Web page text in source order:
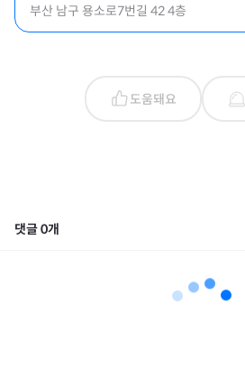
부산 남구 용소로7번길 42 4층
도움돼요
댓글0개